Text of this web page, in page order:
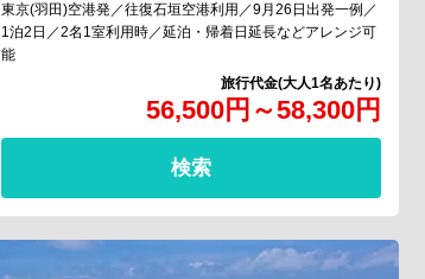
56,500円 ～58,300円
東京(羽田)空港発／往復石垣空港利用／9月26日出発一例／
1泊2日／2名1室利用時／延泊・帰着日延長などアレンジ可
能
検索